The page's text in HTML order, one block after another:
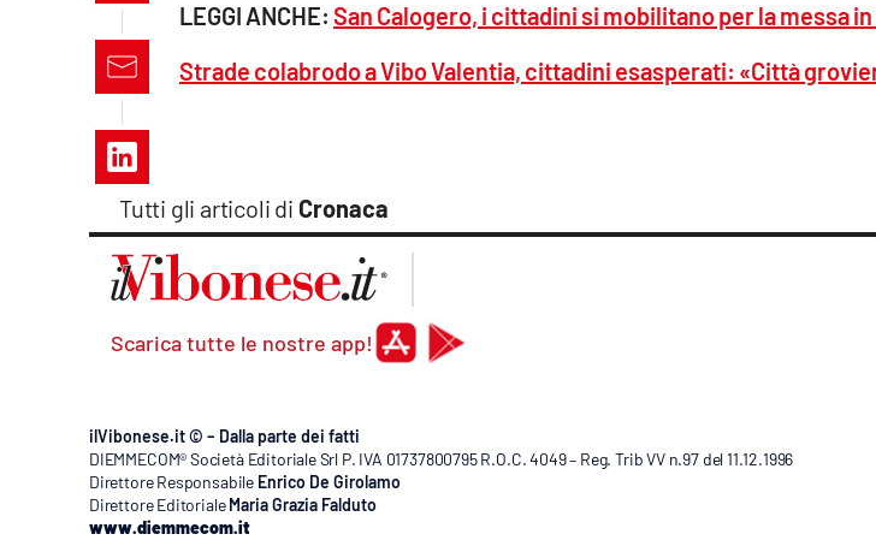
lacapitalenews.it
Vai
Tutti gli articoli di Cronaca
LEGGI ANCHE: San Calogero, i cittadini si mobilitano per la messa
Strade colabrodo a Vibo Valentia, cittadini esasperati: «Città
Scarica tutte le nostre app!
ilVibonese.it © – Dalla parte dei fatti
DIEMMECOM® Società Editoriale Srl P. IVA 01737800795 R.O.C. 4049 – Reg. Trib VV n.97 del 11.12.1996
Direttore Responsabile Enrico De Girolamo
Direttore Editoriale Maria Grazia Falduto
www.diemmecom.it